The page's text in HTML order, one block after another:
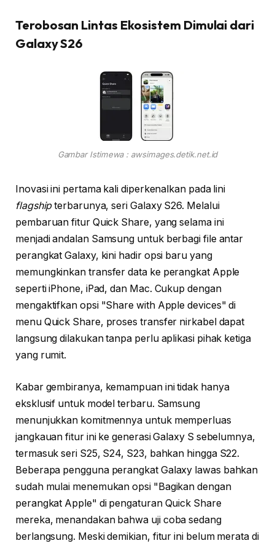
Terobosan Lintas Ekosistem Dimulai dari
Galaxy S26
Gambar Istimewa : awsimages.detik.net.id
Inovasi ini pertama kali diperkenalkan pada lini
flagshipterbarunya, seri Galaxy S26. Melalui
pembaruan fitur Quick Share, yang selama ini
menjadi andalan Samsung untuk berbagi file antar
perangkat Galaxy, kini hadir opsi baru yang
memungkinkan transfer data ke perangkat Apple
seperti iPhone, iPad, dan Mac. Cukup dengan
mengaktifkan opsi "Share with Apple devices" di
menu Quick Share, proses transfer nirkabel dapat
langsung dilakukan tanpa perlu aplikasi pihak ketiga
yang rumit.
Kabar gembiranya, kemampuan ini tidak hanya
eksklusif untuk model terbaru. Samsung
menunjukkan komitmennya untuk memperluas
jangkauan fitur ini ke generasi Galaxy S sebelumnya,
termasuk seri S25, S24, S23, bahkan hingga S22.
Beberapa pengguna perangkat Galaxy lawas bahkan
sudah mulai menemukan opsi "Bagikan dengan
perangkat Apple" di pengaturan Quick Share
mereka, menandakan bahwa uji coba sedang
berlangsung. Meski demikian, fitur ini belum merata di